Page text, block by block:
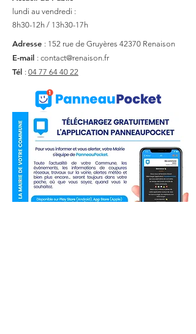
lundi au vendredi :
8h30-12h / 13h30-17h
Adresse : 152 rue de Gruyères 42370 Renaison
E-mail : contact@renaison.fr
Tél : 04 77 64 40 22